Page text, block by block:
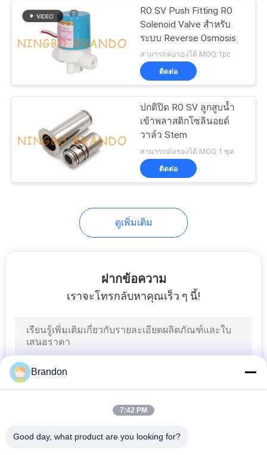
RO SV Push Fitting RO
Solenoid Valve สำหรับ
ระบบ Reverse Osmosis
สามารถต่อรองได้ MOQ:1pc
ติดต่อ
ปกติปิด RO SV ลูกสูบน้ำ
เข้าพลาสติกโซลินอยด์
วาล์ว Stem
สามารถต่อรองได้ MOQ:1 ชุด
ติดต่อ
ดูเพิ่มเติม
ฝากข้อความ
เราจะโทรกลับหาคุณเร็ว ๆ นี้!
Brandon
7:42 PM
Good day, what product are you looking for?